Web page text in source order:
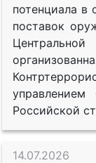
потенциала в
поставок
Российской
14.07.2026